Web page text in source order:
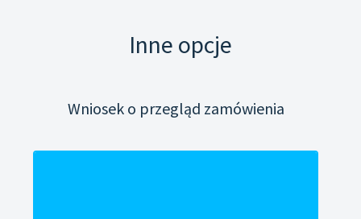
Inne opcje
Wniosek o przegląd zamówienia